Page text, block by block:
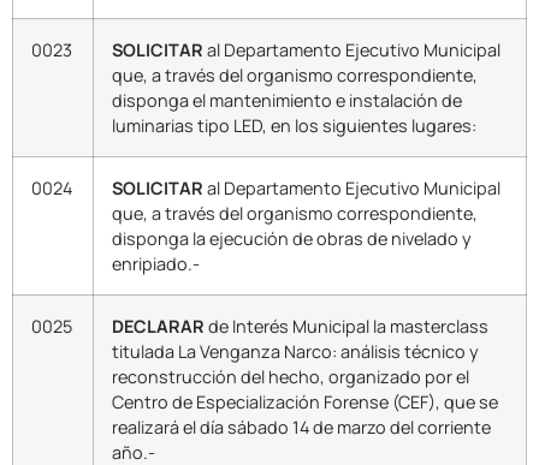
0023 SOLICITAR al Departamento Ejecutivo Municipal
que, a través del organismo correspondiente,
disponga el mantenimiento e instalación de
luminarias tipo LED, en los siguientes lugares:
0024 SOLICITAR al Departamento Ejecutivo Municipal
que, a través del organismo correspondiente,
disponga la ejecución de obras de nivelado y
enripiado.-
0025 DECLARAR de Interés Municipal la masterclass
titulada La Venganza Narco: análisis técnico y
reconstrucción del hecho, organizado por el
Centro de Especialización Forense (CEF), que se
realizará el día sábado 14 de marzo del corriente
año.-